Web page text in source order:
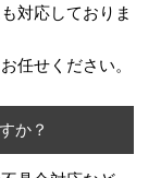
対応しておりま
任せください。
か？